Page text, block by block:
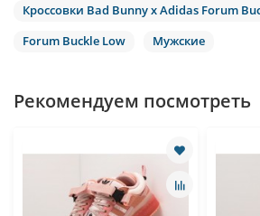
Кроссовки Bad Bunny x Adidas Forum
Forum Buckle Low
Мужские
Рекомендуем посмотреть